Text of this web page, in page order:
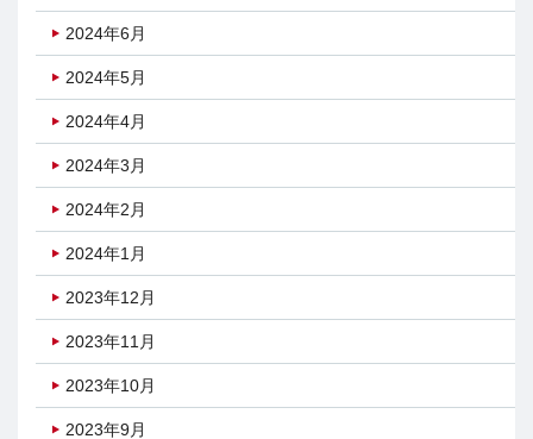
2024年6月
2024年5月
2024年4月
2024年3月
2024年2月
2024年1月
2023年12月
2023年11月
2023年10月
2023年9月